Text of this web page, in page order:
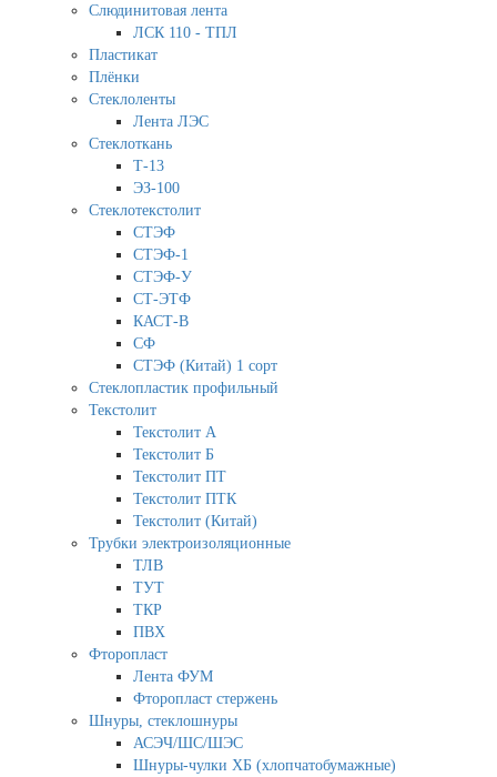
Слюдинитовая лента
ЛСК 110 - ТПЛ
Пластикат
Плёнки
Стеклоленты
Лента ЛЭС
Стеклоткань
Т-13
ЭЗ-100
Стеклотекстолит
СТЭФ
СТЭФ-1
СТЭФ-У
СТ-ЭТФ
КАСТ-В
СФ
СТЭФ (Китай) 1 сорт
Стеклопластик профильный
Текстолит
Текстолит А
Текстолит Б
Текстолит ПТ
Текстолит ПТК
Текстолит (Китай)
Трубки электроизоляционные
ТЛВ
ТУТ
ТКР
ПВХ
Фторопласт
Лента ФУМ
Фторопласт стержень
Шнуры, стеклошнуры
АСЭЧ/ШС/ШЭС
Шнуры-чулки ХБ (хлопчатобумажные)